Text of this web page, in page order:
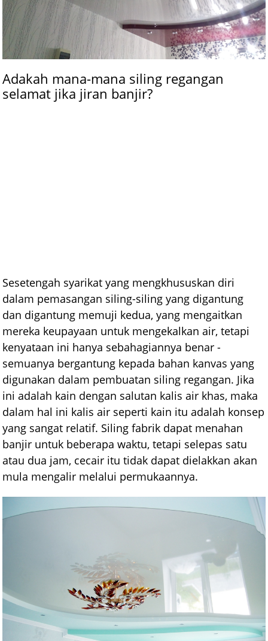
Adakah mana-mana siling regangan
selamat jika jiran banjir?
Sesetengah syarikat yang mengkhususkan diri
dalam pemasangan siling-siling yang digantung
dan digantung memuji kedua, yang mengaitkan
mereka keupayaan untuk mengekalkan air, tetapi
kenyataan ini hanya sebahagiannya benar -
semuanya bergantung kepada bahan kanvas yang
digunakan dalam pembuatan siling regangan. Jika
ini adalah kain dengan salutan kalis air khas, maka
dalam hal ini kalis air seperti kain itu adalah konsep
yang sangat relatif. Siling fabrik dapat menahan
banjir untuk beberapa waktu, tetapi selepas satu
atau dua jam, cecair itu tidak dapat dielakkan akan
mula mengalir melalui permukaannya.